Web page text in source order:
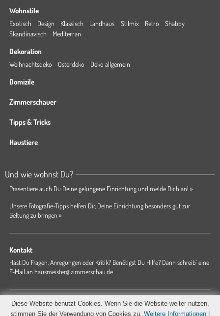
Wohnstile
Exotisch Design Klassisch Landhaus Stilmix Retro
Shabby
Skandinavisch
Mediterran
Dekoration
Weihnachtsdeko Osterdeko Deko allgemein
Domizile
Zimmerschauer
Tipps & Tricks
Haustiere
Und wie wohnst Du?
Präsentiere auch Du Deine gelungene Einrichtung und melde Dich an! »
Unsere Fotografie-Tipps helfen Dir, Deine Einrichtung besonders gut zur
Geltung zu bringen »
Kontakt
Hast Du Fragen, Anregungen oder Kritik? Benötigst Du Hilfe? Dann schreib' eine
E-Mail an hausmeister@zimmerschau.de
Forum Magazin AGB Presse Datenschutz
Impressum
Hausordnung
Diese Website benutzt Cookies. Wenn Sie die Website weiter nutzen,
stimmen Sie der Verwendung von Cookies zu. Weitere Informationen